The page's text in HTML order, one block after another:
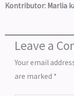
Kontributor: Marlia
Leave a
Your email
are marked *